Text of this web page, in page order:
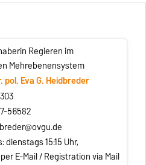
Regieren im
Mehrebenensystem
pol. Eva G. Heidbreder
56582
dienstags 15:15 Uhr,
E-Mail / Registration via Mail